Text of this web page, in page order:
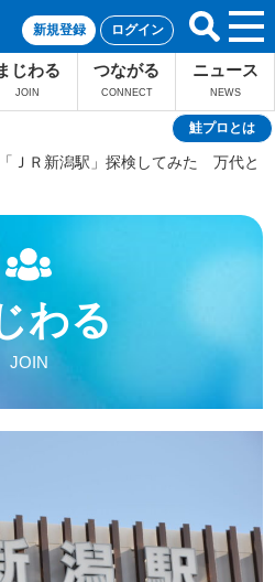
新規登録 ログイン
じわる
JOIN
つながる
CONNECT
ニュース
NEWS
鮭プロとは
「ＪＲ新潟駅」探検してみた 万代と
わる
JOIN